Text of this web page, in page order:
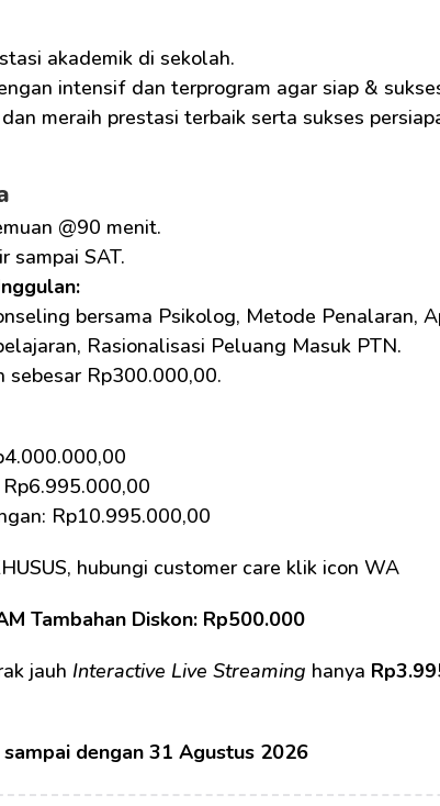
akademik di sekolah.
intensif dan terprogram agar siap &
meraih prestasi terbaik serta sukses
@90 menit.
sampai SAT.
bersama Psikolog, Metode Penalaran,
Rasionalisasi Peluang Masuk PTN.
sebesar Rp300.000,00.
Rp10.995.000,00
hubungi customer care klik icon WA
Tambahan Diskon: Rp500.000
jauh Interactive Live Streaming hanya
dengan 31 Agustus 2026